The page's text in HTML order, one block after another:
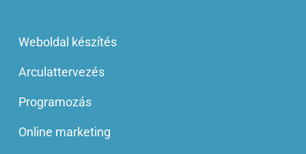
Weboldal készítés
Arculattervezés
Programozás
Online marketing